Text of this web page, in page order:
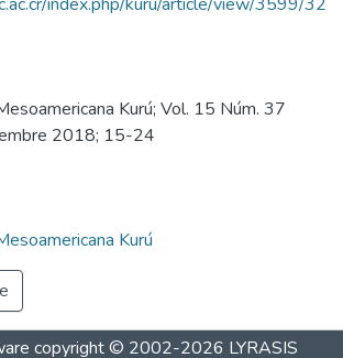
Kurú; Vol. 15 Núm. 37
2018; 15-24
Kurú
copyright © 2002-2026 LYRASIS